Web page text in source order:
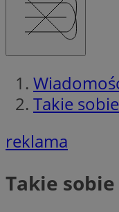
Takie
reklama
Takie